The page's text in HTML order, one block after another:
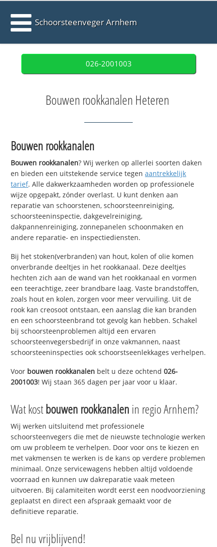
Schoorsteenveger Arnhem
026-2001003
Bouwen rookkanalen Heteren
Bouwen rookkanalen
Bouwen rookkanalen? Wij werken op allerlei soorten daken
en bieden een uitstekende service tegenaantrekkelijk
tarief. Alle dakwerkzaamheden worden op professionele
wijze opgepakt, zónder overlast. U kunt denken aan
reparatie van schoorstenen, schoorsteenreiniging,
schoorsteeninspectie, dakgevelreiniging,
dakpannenreiniging, zonnepanelen schoonmaken en
andere reparatie- en inspectiediensten.
Bij het stoken(verbranden) van hout, kolen of olie komen
onverbrande deeltjes in het rookkanaal. Deze deeltjes
hechten zich aan de wand van het rookkanaal en vormen
een teerachtige, zeer brandbare laag. Vaste brandstoffen,
zoals hout en kolen, zorgen voor meer vervuiling. Uit de
rook kan creosoot ontstaan, een aanslag die kan branden
en een schoorsteenbrand tot gevolg kan hebben. Schakel
bij schoorsteenproblemen altijd een ervaren
schoorsteenvegersbedrijf in onze vakmannen, naast
schoorsteeninspecties ook schoorstseenlekkages verhelpen.
Voor bouwen rookkanalen belt u deze ochtend026-
2001003! Wij staan 365 dagen per jaar voor u klaar.
Wat kostbouwen rookkanalen in regio Arnhem?
Wij werken uitsluitend met professionele
schoorsteenvegers die met de nieuwste technologie werken
om uw probleem te verhelpen. Door voor ons te kiezen en
met vakmensen te werken is de kans op verdere problemen
minimaal. Onze servicewagens hebben altijd voldoende
voorraad en kunnen uw dakreparatie vaak meteen
uitvoeren. Bij calamiteiten wordt eerst een noodvoorziening
geplaatst en direct een afspraak gemaakt voor de
definitieve reparatie.
Bel nu vrijblijvend!